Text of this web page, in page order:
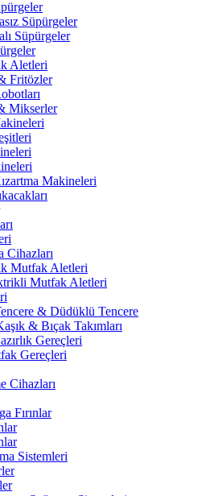
Süpürgeler
Süpürgeler
Aletleri
Fritözler
Mikserler
Makineleri
Cihazları
Mutfak Aletleri
Mutfak Aletleri
& Düdüklü Tencere
& Bıçak Takımları
Gereçleri
Gereçleri
Cihazları
Fırınlar
Sistemleri